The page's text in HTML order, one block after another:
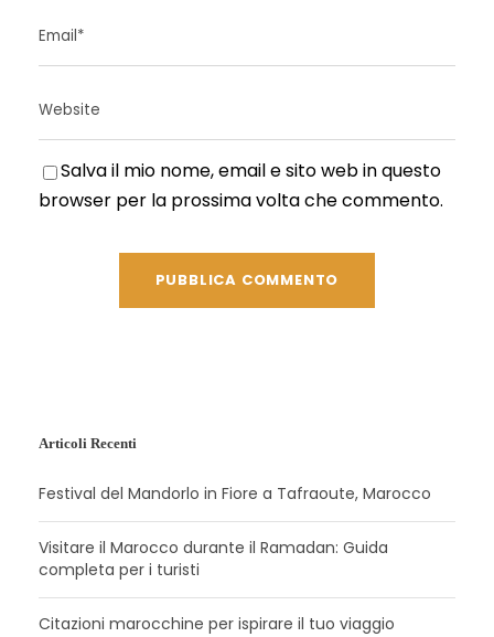
Salva il mio nome, email e sito web in questo
browser per la prossima volta che commento.
Articoli Recenti
Festival del Mandorlo in Fiore a Tafraoute, Marocco
Visitare il Marocco durante il Ramadan: Guida
completa per i turisti
Citazioni marocchine per ispirare il tuo viaggio